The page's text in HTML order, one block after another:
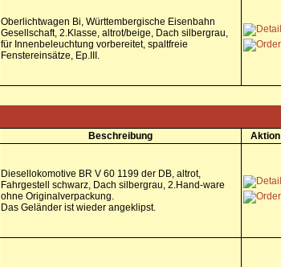
Oberlichtwagen Bi, Württembergische Eisenbahn
Gesellschaft, 2.Klasse, altrot/beige, Dach silbergrau,
für Innenbeleuchtung vorbereitet, spaltfreie
Fenstereinsätze, Ep.III.
Beschreibung Aktion
Diesellokomotive BR V 60 1199 der DB, altrot,
Fahrgestell schwarz, Dach silbergrau, 2.Hand-ware
ohne Originalverpackung.
Das Geländer ist wieder angeklipst.